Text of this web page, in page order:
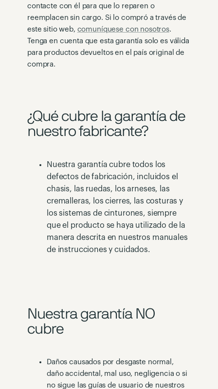
contacte con él para que lo reparen o
reemplacen sin cargo. Si lo compró a través de
este sitio web, comuníquese con nosotros.
Tenga en cuenta que esta garantía solo es válida
para productos devueltos en el país original de
compra.
¿Qué cubre la garantía de
nuestro fabricante?
Nuestra garantía cubre todos los
defectos de fabricación, incluidos el
chasis, las ruedas, los arneses, las
cremalleras, los cierres, las costuras y
los sistemas de cinturones, siempre
que el producto se haya utilizado de la
manera descrita en nuestros manuales
de instrucciones y cuidados.
Nuestra garantía NO
cubre
Daños causados por desgaste normal,
daño accidental, mal uso, negligencia o si
no sigue las guías de usuario de nuestros